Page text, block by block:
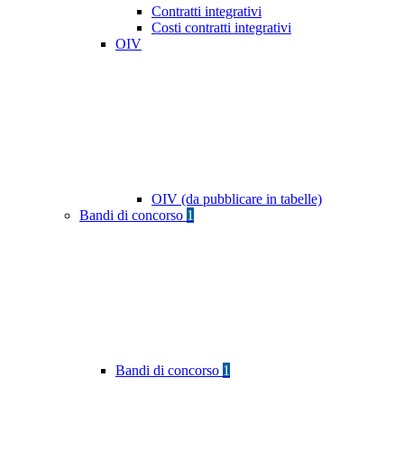
Contratti integrativi
Costi contratti integrativi
OIV
OIV (da pubblicare in tabelle)
Bandi di concorso 1
Bandi di concorso 1